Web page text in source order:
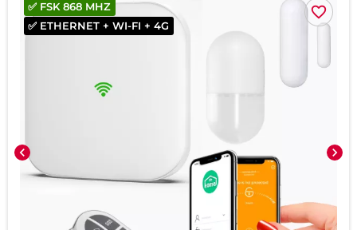
favorite_border
chevron_left chevron_right
✅ ETHERNET + WI-FI + 4G
✅ FSK 868 MHZ